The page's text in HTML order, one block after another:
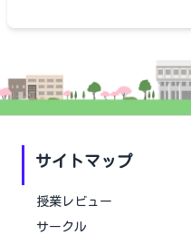
サイトマップ
授業レビュー
サークル